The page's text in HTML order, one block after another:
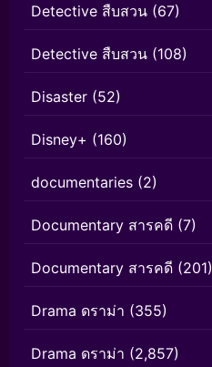
Detective สืบสวน (67)
Detective สืบสวน (108)
Disaster (52)
Disney+ (160)
documentaries (2)
Documentary สารคดี (7)
Documentary สารคดี (201)
Drama ดราม่า (355)
Drama ดราม่า (2,857)